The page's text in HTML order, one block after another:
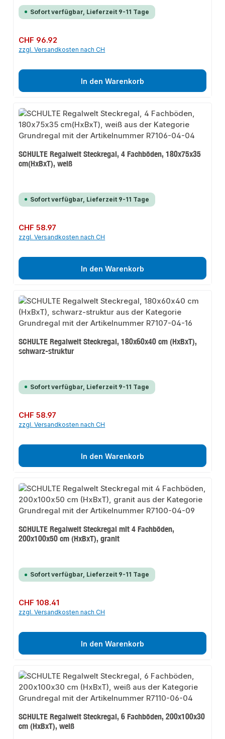
Sofort verfügbar, Lieferzeit 9-11 Tage
Regulärer Preis:
CHF 96.92
zzgl. Versandkosten nach CH
In den Warenkorb
SCHULTE Regalwelt Steckregal, 4 Fachböden, 180x75x35
cm(HxBxT), weiß
Sofort verfügbar, Lieferzeit 9-11 Tage
Regulärer Preis:
CHF 58.97
zzgl. Versandkosten nach CH
In den Warenkorb
SCHULTE Regalwelt Steckregal, 180x60x40 cm (HxBxT),
schwarz-struktur
Sofort verfügbar, Lieferzeit 9-11 Tage
Regulärer Preis:
CHF 58.97
zzgl. Versandkosten nach CH
In den Warenkorb
SCHULTE Regalwelt Steckregal mit 4 Fachböden,
200x100x50 cm (HxBxT), granit
Sofort verfügbar, Lieferzeit 9-11 Tage
Regulärer Preis:
CHF 108.41
zzgl. Versandkosten nach CH
In den Warenkorb
SCHULTE Regalwelt Steckregal, 6 Fachböden, 200x100x30
cm (HxBxT), weiß